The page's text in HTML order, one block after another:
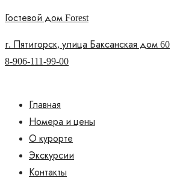
Гостевой дом Forest
г. Пятигорск, улица Баксанская дом 60
8-906-111-99-00
Главная
Номера и цены
О курорте
Экскурсии
Контакты